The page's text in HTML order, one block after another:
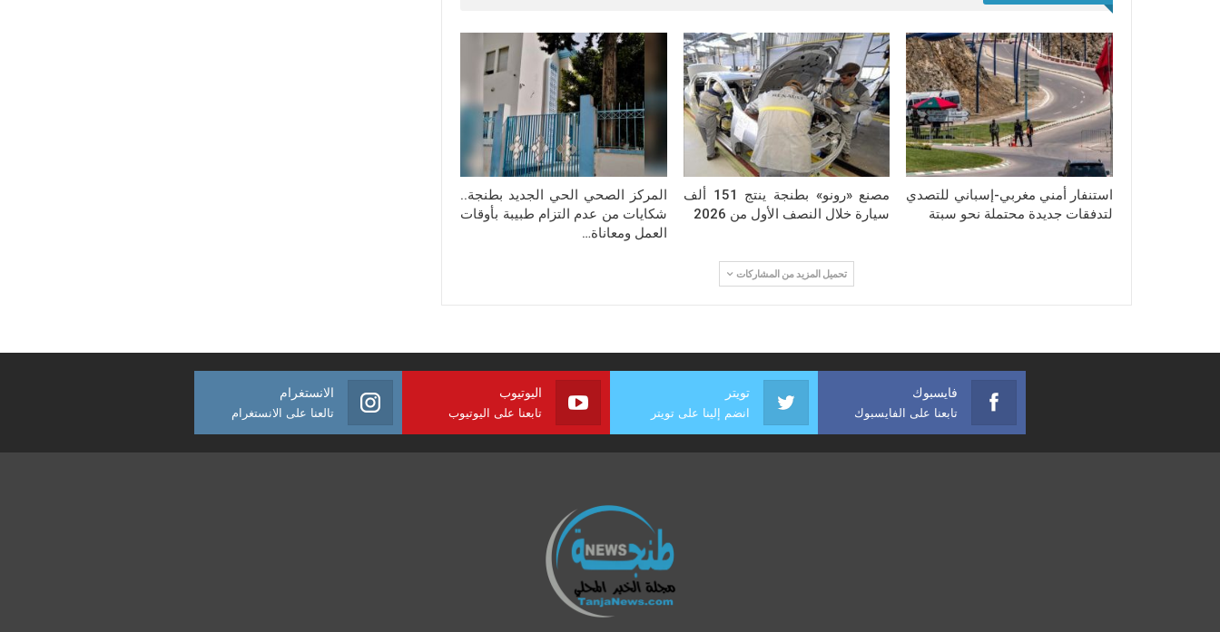
استنفار أمني مغربي-إسباني للتصدي
لتدفقات جديدة محتملة نحو سبتة
مصنع «رونو» بطنجة ينتج 151 ألف
سيارة خلال النصف الأول من 2026
المركز الصحي الحي الجديد بطنجة..
شكايات من عدم التزام طبيبة بأوقات
العمل ومعاناة…
تحميل المزيد من المشاركات
فايسبوك
تابعنا على الفايسبوك
تويتر
انضم إلينا على تويتر
اليوتيوب
تابعنا على اليوتيوب
الانستغرام
تالعنا على الانستغرام